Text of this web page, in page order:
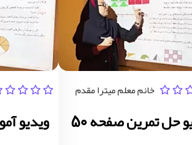
خانم معلم میترا مقدم
ویدیو حل تمرین صفحه 50
ویدیو